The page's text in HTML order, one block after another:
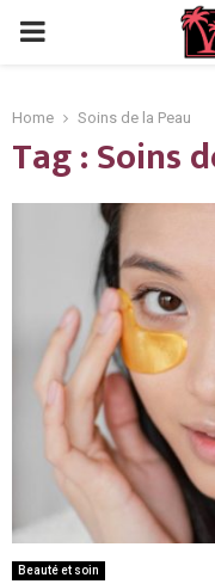
PRIMARY
Home Soins de la Peau
Tag : Soins
Beauté et soin